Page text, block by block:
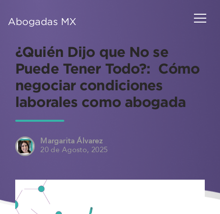
Abogadas MX
¿Quién Dijo que No se
Puede Tener Todo?: Cómo
negociar condiciones
laborales como abogada
Margarita Álvarez
20 de Agosto, 2025